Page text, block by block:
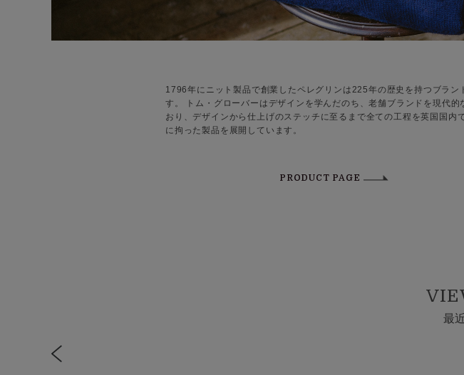
1796年にニット製品で創業したペレグリンは225年の歴史を持つブラ
す。 トム・グローバーはデザインを学んだのち、老舗ブランドを現代
おり、デザインから仕上げのステッチに至るまで全ての工程を英国国
に拘った製品を展開しています。
PRODUCT PAGE
最